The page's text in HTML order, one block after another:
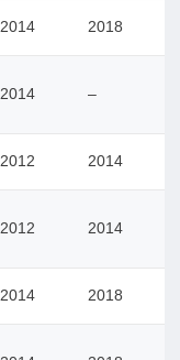
2014 2018
2014 –
2012 2014
2012 2014
2014 2018